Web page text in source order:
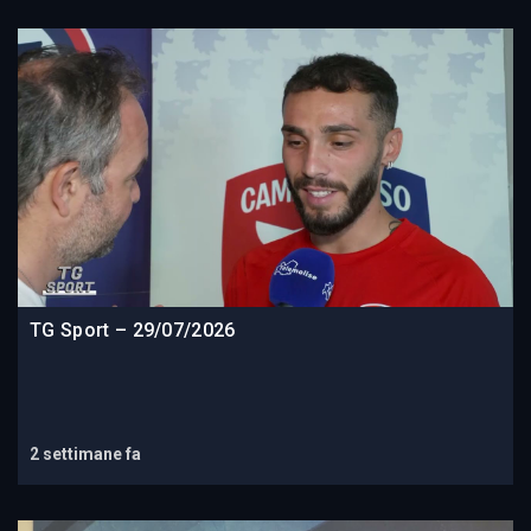
TG Sport – 29/07/2026
2 settimane fa